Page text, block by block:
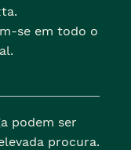
se em todo o
podem ser
procura.